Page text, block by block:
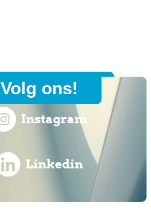
Volg ons!
Instagram
Linkedin